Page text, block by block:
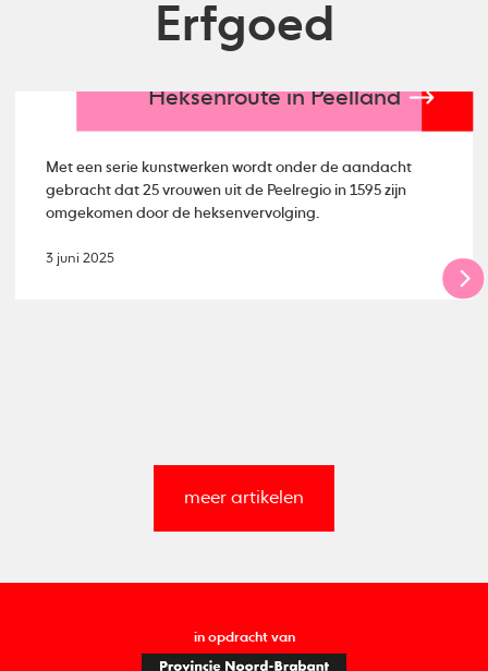
Erfgoed
Heksenroute in Peelland
Met een serie kunstwerken wordt onder de aandacht
gebracht dat 25 vrouwen uit de Peelregio in 1595 zijn
omgekomen door de heksenvervolging.
3 juni 2025
meer artikelen
in opdracht van